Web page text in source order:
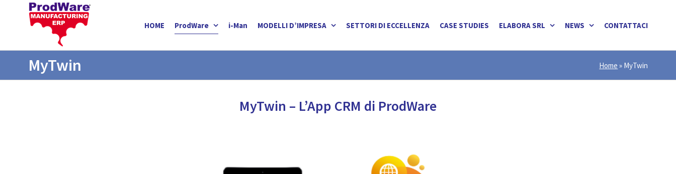
HOME ProdWare i-Man MODELLI D’IMPRESA SETTORI DI ECCELLENZA CASE STUDIES ELABORA SRL NEWS CONTATTACI
MyTwin Home » MyTwin
MyTwin – L’App CRM di ProdWare